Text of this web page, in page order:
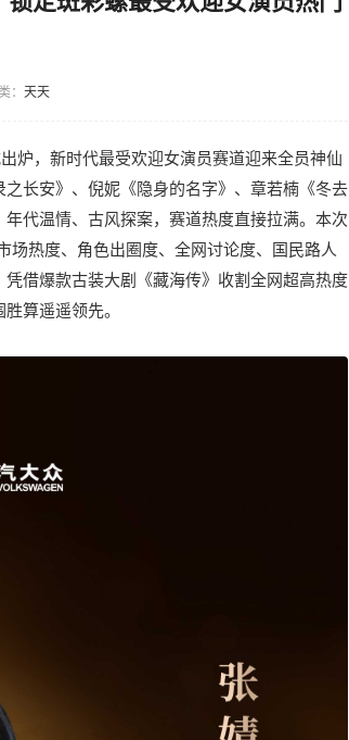
： 天天
炉，新时代最受欢迎女演员赛道迎来全员神仙
长安》、倪妮《隐身的名字》、章若楠《冬去
代温情、古风探案，赛道热度直接拉满。本次
热度、角色出圈度、全网讨论度、国民路人
借爆款古装大剧《藏海传》收割全网超高热度
算遥遥领先。